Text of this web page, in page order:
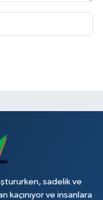
sadelik ve
kaçınıyor ve insanlara